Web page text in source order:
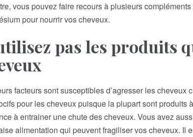
vous pouvez faire recours à plusieurs
pour nourrir vos cheveux.
pas les produits
facteurs sont susceptibles d’agresser les cheveux
pour les cheveux puisque la plupart sont produits
à entrainer une chute des cheveux. Vous avez
alimentation qui peuvent fragiliser vos cheveux. Il